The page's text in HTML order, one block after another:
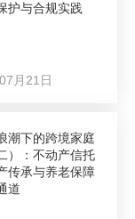
护与合规实践
月21日
潮下的跨境家庭
）：不动产信托
承与养老保障
道